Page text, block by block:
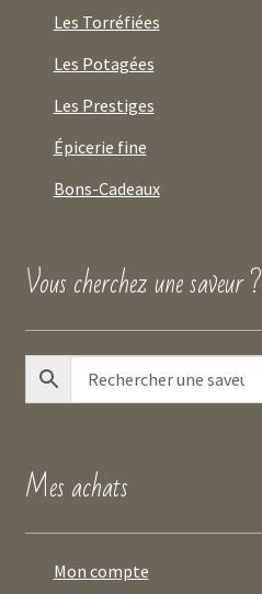
Les Torréfiées
Les Potagées
Les Prestiges
Épicerie fine
Bons-Cadeaux
Vous cherchez une saveur ?
Mes achats
Mon compte